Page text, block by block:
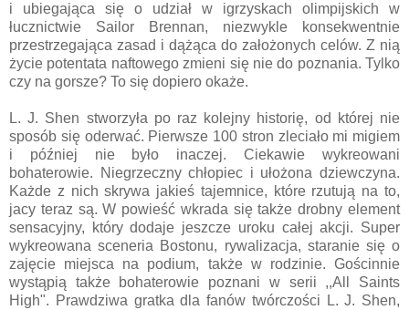
i ubiegająca się o udział w igrzyskach olimpijskich w
łucznictwie Sailor Brennan, niezwykle konsekwentnie
przestrzegająca zasad i dążąca do założonych celów. Z nią
życie potentata naftowego zmieni się nie do poznania. Tylko
czy na gorsze? To się dopiero okaże.
L. J. Shen stworzyła po raz kolejny historię, od której nie
sposób się oderwać. Pierwsze 100 stron zleciało mi migiem
i później nie było inaczej. Ciekawie wykreowani
bohaterowie. Niegrzeczny chłopiec i ułożona dziewczyna.
Każde z nich skrywa jakieś tajemnice, które rzutują na to,
jacy teraz są. W powieść wkrada się także drobny element
sensacyjny, który dodaje jeszcze uroku całej akcji. Super
wykreowana sceneria Bostonu, rywalizacja, staranie się o
zajęcie miejsca na podium, także w rodzinie. Gościnnie
wystąpią także bohaterowie poznani w serii ,,All Saints
High". Prawdziwa gratka dla fanów twórczości L. J. Shen,